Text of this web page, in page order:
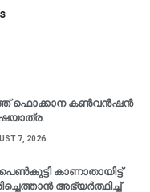
ഫൊക്കാന കൺവൻഷൻ
7, 2026
കാണാതായിട്ട്
അഭ്യർത്ഥിച്ച്